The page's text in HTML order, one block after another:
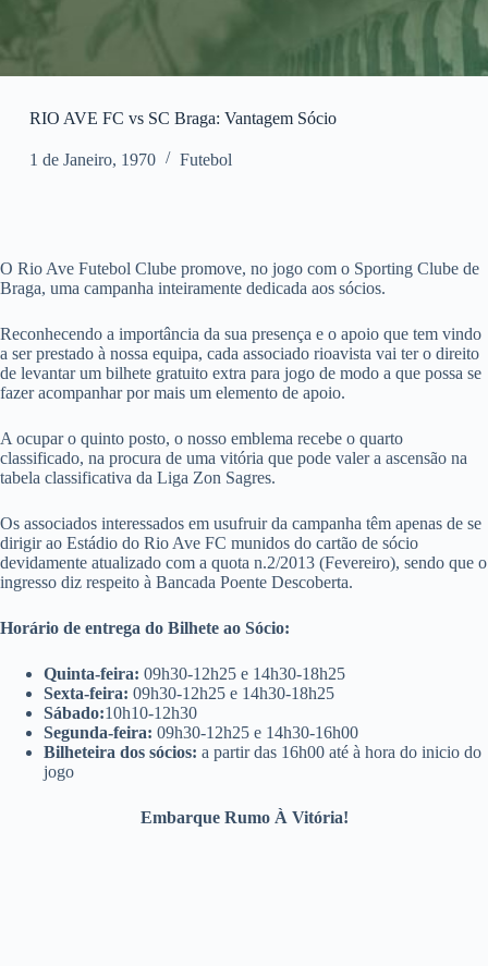
RIO AVE FC vs SC Braga: Vantagem Sócio
1 de Janeiro, 1970 Futebol
O Rio Ave Futebol Clube promove, no jogo com o Sporting Clube de
Braga, uma campanha inteiramente dedicada aos sócios.
Reconhecendo a importância da sua presença e o apoio que tem vindo
a ser prestado à nossa equipa, cada associado rioavista vai ter o direito
de levantar um bilhete gratuito extra para jogo de modo a que possa se
fazer acompanhar por mais um elemento de apoio.
A ocupar o quinto posto, o nosso emblema recebe o quarto
classificado, na procura de uma vitória que pode valer a ascensão na
tabela classificativa da Liga Zon Sagres.
Os associados interessados em usufruir da campanha têm apenas de se
dirigir ao Estádio do Rio Ave FC munidos do cartão de sócio
devidamente atualizado com a quota n.2/2013 (Fevereiro), sendo que o
ingresso diz respeito à Bancada Poente Descoberta.
Horário de entrega do Bilhete ao Sócio:
Quinta-feira: 09h30-12h25 e 14h30-18h25
Sexta-feira: 09h30-12h25 e 14h30-18h25
Sábado:10h10-12h30
Segunda-feira: 09h30-12h25 e 14h30-16h00
Bilheteira dos sócios: a partir das 16h00 até à hora do inicio do
jogo
Embarque Rumo À Vitória!